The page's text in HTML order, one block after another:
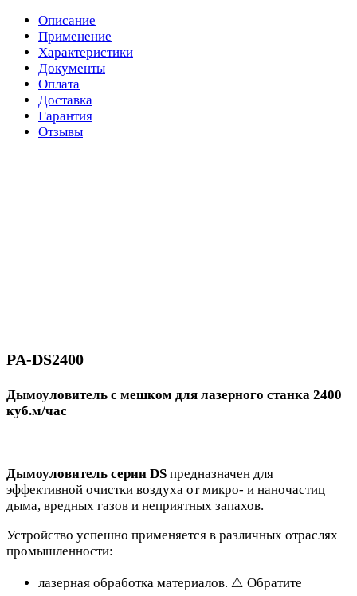
Описание
Применение
Характеристики
Документы
Оплата
Доставка
Гарантия
Отзывы
PA-DS2400
Дымоуловитель с мешком для лазерного станка 2400
куб.м/час
Дымоуловитель серии DS предназначен для
эффективной очистки воздуха от микро- и наночастиц
дыма, вредных газов и неприятных запахов.
Устройство успешно применяется в различных отраслях
промышленности:
лазерная обработка материалов. ⚠️ Обратите